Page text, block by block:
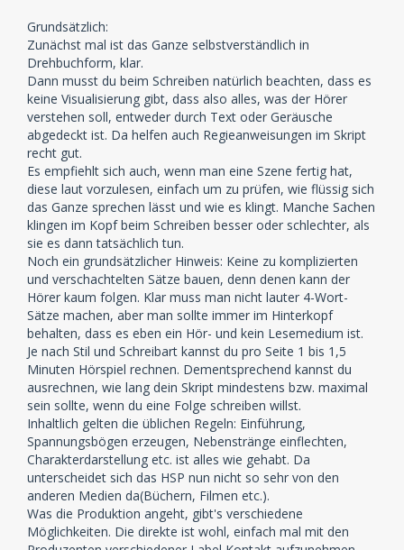
Grundsätzlich:
Zunächst mal ist das Ganze selbstverständlich in
Drehbuchform, klar.
Dann musst du beim Schreiben natürlich beachten, dass es
keine Visualisierung gibt, dass also alles, was der Hörer
verstehen soll, entweder durch Text oder Geräusche
abgedeckt ist. Da helfen auch Regieanweisungen im Skript
recht gut.
Es empfiehlt sich auch, wenn man eine Szene fertig hat,
diese laut vorzulesen, einfach um zu prüfen, wie flüssig sich
das Ganze sprechen lässt und wie es klingt. Manche Sachen
klingen im Kopf beim Schreiben besser oder schlechter, als
sie es dann tatsächlich tun.
Noch ein grundsätzlicher Hinweis: Keine zu komplizierten
und verschachtelten Sätze bauen, denn denen kann der
Hörer kaum folgen. Klar muss man nicht lauter 4-Wort-
Sätze machen, aber man sollte immer im Hinterkopf
behalten, dass es eben ein Hör- und kein Lesemedium ist.
Je nach Stil und Schreibart kannst du pro Seite 1 bis 1,5
Minuten Hörspiel rechnen. Dementsprechend kannst du
ausrechnen, wie lang dein Skript mindestens bzw. maximal
sein sollte, wenn du eine Folge schreiben willst.
Inhaltlich gelten die üblichen Regeln: Einführung,
Spannungsbögen erzeugen, Nebenstränge einflechten,
Charakterdarstellung etc. ist alles wie gehabt. Da
unterscheidet sich das HSP nun nicht so sehr von den
anderen Medien da(Büchern, Filmen etc.).
Was die Produktion angeht, gibt's verschiedene
Möglichkeiten. Die direkte ist wohl, einfach mal mit den